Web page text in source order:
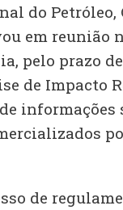
do Petróleo,
em reunião
pelo prazo
de Impacto
informações
de